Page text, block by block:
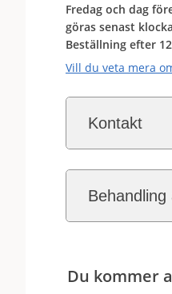
Fredag och dag
göras senast
Beställning efter
Vill du veta mera
Kontakt
Du kommer